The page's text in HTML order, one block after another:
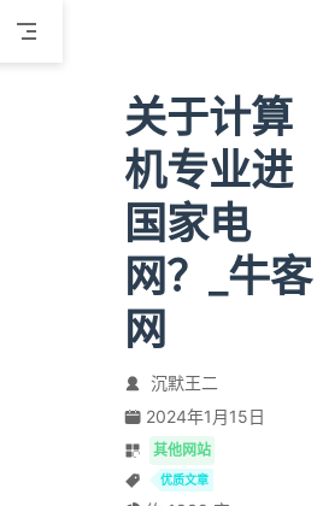
关于计算
机专业进
国家电
网？_牛客
网
沉默王二
2024年1月15日
其他网站
优质文章